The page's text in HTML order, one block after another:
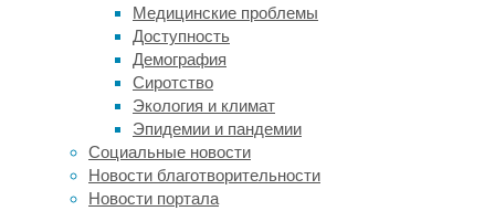
Медицинские проблемы
Доступность
Демография
Сиротство
Экология и климат
Эпидемии и пандемии
Социальные новости
Новости благотворительности
Новости портала
Критерий Электроэпиляция
Подходящие
волосы
светлые, седые
Тип кожи
Любой, включая
загорелую